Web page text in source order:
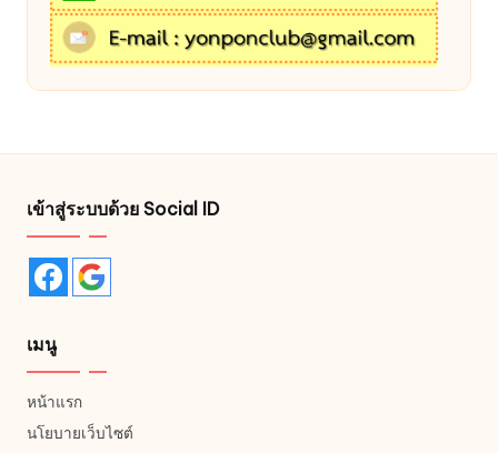
เข้าสู่ระบบด้วย Social ID
เมนู
หน้าแรก
นโยบายเว็บไซต์